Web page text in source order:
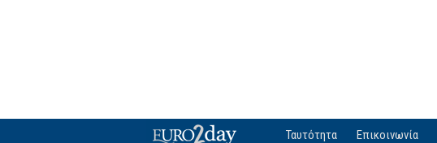
Ταυτότητα Επικοινωνία